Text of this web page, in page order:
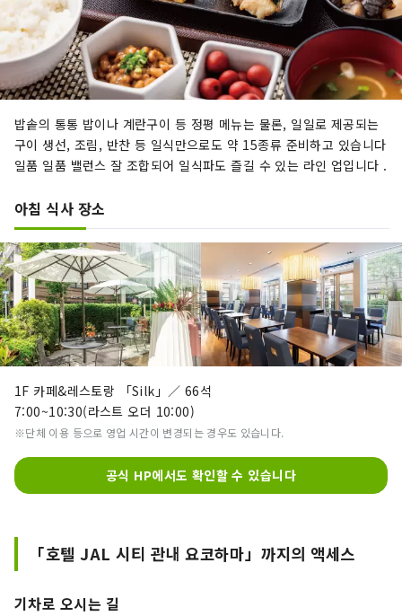
밥솥의 통통 밥이나 계란구이 등 정평 메뉴는 물론, 일일로 제공되는
구이 생선, 조림, 반찬 등 일식만으로도 약 15종류 준비하고 있습니다
일품 일품 밸런스 잘 조합되어 일식파도 즐길 수 있는 라인 업입니다 .
아침 식사 장소
1F 카페&레스토랑 「Silk」／ 66석
7:00~10:30(라스트 오더 10:00)
※단체 이용 등으로 영업 시간이 변경되는 경우도 있습니다.
공식 HP에서도 확인할 수 있습니다
「호텔 JAL 시티 관내 요코하마」까지의 액세스
기차로 오시는 길